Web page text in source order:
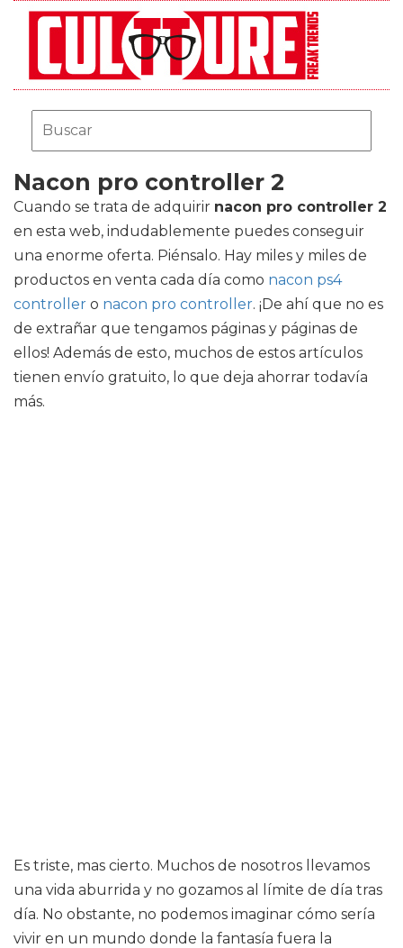
Nacon pro controller 2
Cuando se trata de adquirir nacon pro controller 2
en esta web, indudablemente puedes conseguir
una enorme oferta. Piénsalo. Hay miles y miles de
productos en venta cada día como nacon ps4
controller o nacon pro controller. ¡De ahí que no es
de extrañar que tengamos páginas y páginas de
ellos! Además de esto, muchos de estos artículos
tienen envío gratuito, lo que deja ahorrar todavía
más.
Es triste, mas cierto. Muchos de nosotros llevamos
una vida aburrida y no gozamos al límite de día tras
día. No obstante, no podemos imaginar cómo sería
vivir en un mundo donde la fantasía fuera la